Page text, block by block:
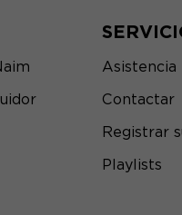
Asistencia
Contactar
Registrar
Playlists